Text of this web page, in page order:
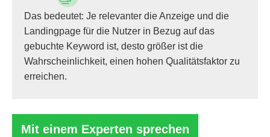
Das bedeutet: Je relevanter die Anzeige und die
Landingpage für die Nutzer in Bezug auf das
gebuchte Keyword ist, desto größer ist die
Wahrscheinlichkeit, einen hohen Qualitätsfaktor zu
erreichen.
Mit einem Experten sprechen